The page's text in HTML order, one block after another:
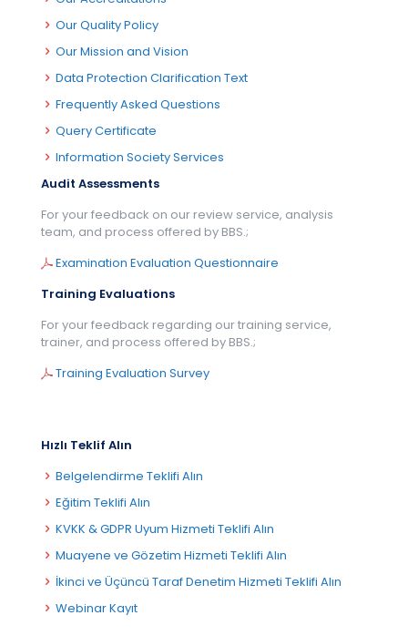
Our Quality Policy
Our Mission and Vision
Data Protection Clarification Text
Frequently Asked Questions
Query Certificate
Information Society Services
Audit Assessments
For your feedback on our review service, analysis
team, and process offered by BBS.;
Examination Evaluation Questionnaire
Training Evaluations
For your feedback regarding our training service,
trainer, and process offered by BBS.;
Training Evaluation Survey
Hızlı Teklif Alın
Belgelendirme Teklifi Alın
Eğitim Teklifi Alın
KVKK & GDPR Uyum Hizmeti Teklifi Alın
Muayene ve Gözetim Hizmeti Teklifi Alın
İkinci ve Üçüncü Taraf Denetim Hizmeti Teklifi Alın
Webinar Kayıt